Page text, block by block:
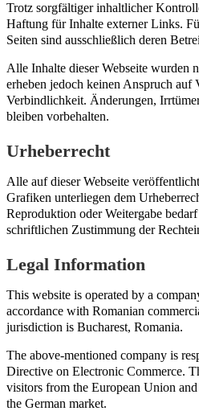
Trotz sorgfältiger inhaltlicher
Haftung für Inhalte externer Links.
Seiten sind ausschließlich deren
Alle Inhalte dieser Webseite wurden
erheben jedoch keinen Anspruch auf
Verbindlichkeit. Änderungen,
bleiben vorbehalten.
Urheberrecht
Alle auf dieser Webseite
Grafiken unterliegen dem
Reproduktion oder Weitergabe
schriftlichen Zustimmung der
Legal Information
This website is operated by a
accordance with Romanian
jurisdiction is Bucharest, Romania.
The above-mentioned company is
Directive on Electronic Commerce.
visitors from the European Union
the German market.